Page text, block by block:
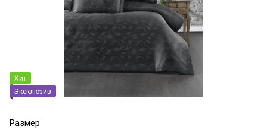
Хит
Эксклюзив
Размер